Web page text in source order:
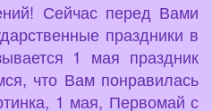
Сейчас перед Вами
праздники в
1 мая праздник
что Вам понравилась
1 мая, Первомай с